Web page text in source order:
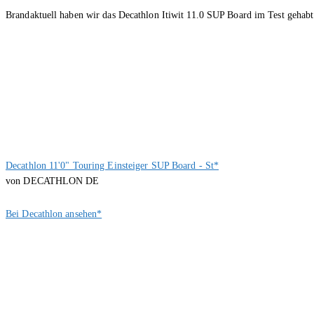
Brandaktuell haben wir das Decathlon Itiwit 11.0 SUP Board im Test
Decathlon 11'0" Touring Einsteiger SUP Board - St*
von DECATHLON DE
Bei Decathlon ansehen*